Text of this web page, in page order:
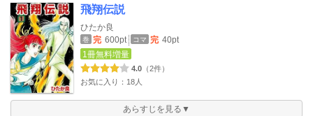
飛翔伝説
ひたか良
巻 完 600pt コマ 完 40pt
1冊無料増量
4.0 （2件）
お気に入り：18人
あらすじを見る▼